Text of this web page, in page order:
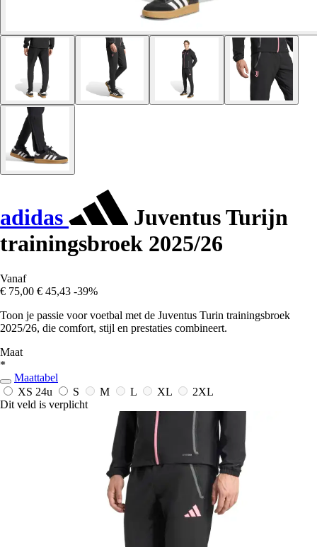
adidas
Juventus Turijn
trainingsbroek 2025/26
Vanaf
€ 75,00 € 45,43 -39%
Toon je passie voor voetbal met de Juventus Turin trainingsbroek
2025/26, die comfort, stijl en prestaties combineert.
Maat
*
Maattabel
XS 24u S M L XL
2XL
Dit veld is verplicht